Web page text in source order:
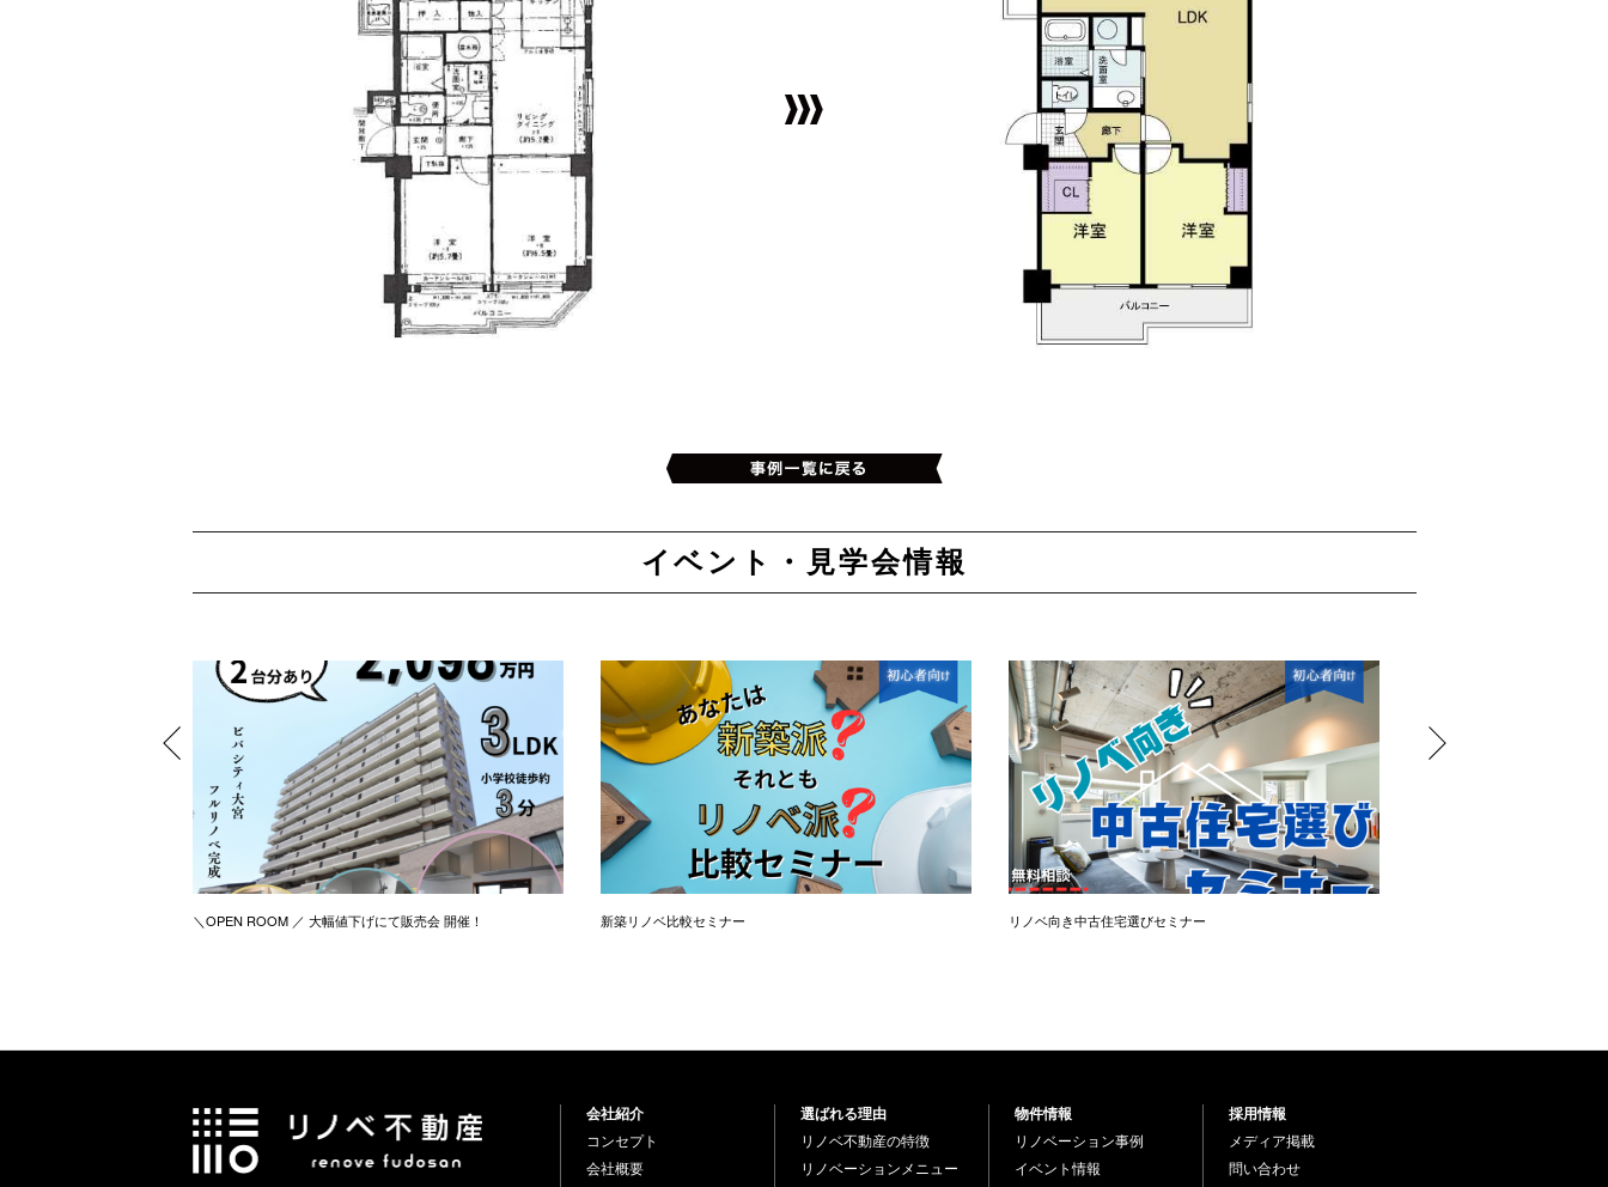
イベント・見学会情報
＼OPEN ROOM ／ 大幅値下げにて販売会 開催！ 新築リノベ比較セミナー リノベ向き中古住宅選びセミナー
会社紹介
コンセプト
会社概要
選ばれる理由
リノベ不動産の特徴
リノベーションメニュー
物件情報
リノベーション事例
イベント情報
採用情報
メディア掲載
問い合わせ